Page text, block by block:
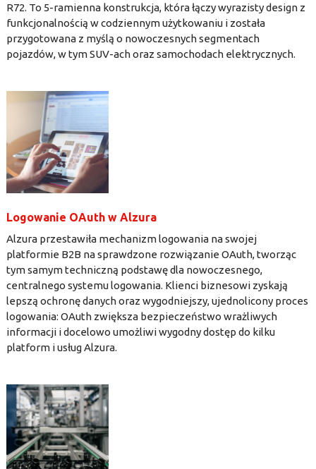
R72. To 5-ramienna konstrukcja, która łączy wyrazisty design z
funkcjonalnością w codziennym użytkowaniu i została
przygotowana z myślą o nowoczesnych segmentach
pojazdów, w tym SUV-ach oraz samochodach elektrycznych.
Logowanie OAuth w Alzura
Alzura przestawiła mechanizm logowania na swojej
platformie B2B na sprawdzone rozwiązanie OAuth, tworząc
tym samym techniczną podstawę dla nowoczesnego,
centralnego systemu logowania. Klienci biznesowi zyskają
lepszą ochronę danych oraz wygodniejszy, ujednolicony proces
logowania: OAuth zwiększa bezpieczeństwo wrażliwych
informacji i docelowo umożliwi wygodny dostęp do kilku
platform i usług Alzura.